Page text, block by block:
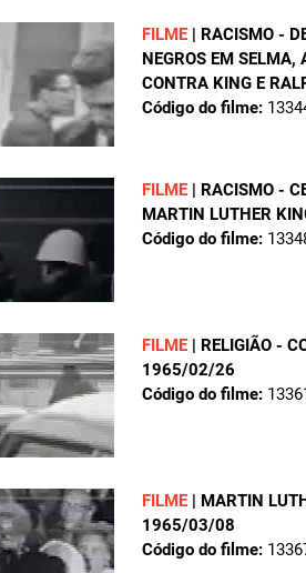
FILME | RACISMO -
NEGROS EM
CONTRA KING E
Código do filme:
FILME | RACISMO -
MARTIN LUTHER
Código do filme:
FILME | RELIGIÃO -
1965/02/26
Código do filme:
FILME | MARTIN
1965/03/08
Código do filme: